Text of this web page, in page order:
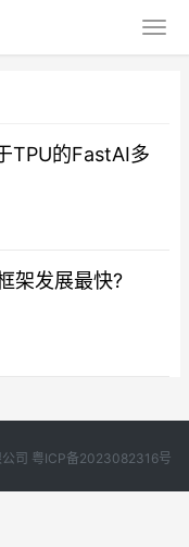
TPU的FastAI多
架发展最快?
司 粤ICP备2023082316号